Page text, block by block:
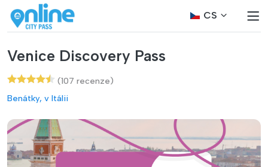
CS
Venice Discovery Pass
(107 recenze)
Benátky, v Itálii